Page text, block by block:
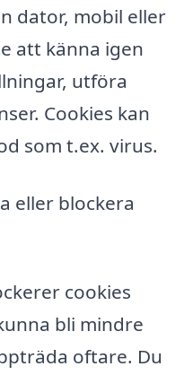
dator, mobil eller
att känna igen
utföra
Cookies kan
som t.ex. virus.
eller blockera
cookies
bli mindre
oftare. Du